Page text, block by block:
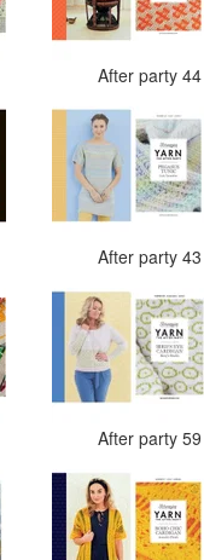
After party 44
After party 43
After party 59